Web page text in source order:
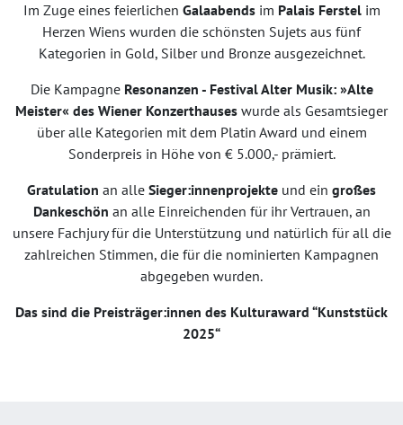
Im Zuge eines feierlichen Galaabendsim Palais Ferstel im
Herzen Wiens wurden die schönsten Sujets aus fünf
Kategorien in Gold, Silber und Bronze ausgezeichnet.
Die Kampagne Resonanzen - Festival Alter Musik: »Alte
Meister« des Wiener Konzerthauses wurde als Gesamtsieger
über alle Kategorien mit dem Platin Award und einem
Sonderpreis in Höhe von € 5.000,- prämiert.
Gratulation an alle Sieger:innenprojekte und ein großes
Dankeschön an alle Einreichenden für ihr Vertrauen, an
unsere Fachjury für die Unterstützung und natürlich für all die
zahlreichen Stimmen, die für die nominierten Kampagnen
abgegeben wurden.
Das sind die Preisträger:innen des Kulturaward “Kunststück
2025“